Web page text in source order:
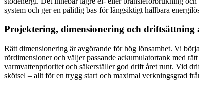
system och ger en pålitlig bas för långsiktigt hållbara
Projektering, dimensionering och driftsättning
Rätt dimensionering är avgörande för hög lönsamhet. Vi
rördimensioner och väljer passande ackumulatortank med
varmvattenprioritet och säkerställer god drift året runt. Vid
skötsel – allt för en trygg start och maximal verkningsgrad